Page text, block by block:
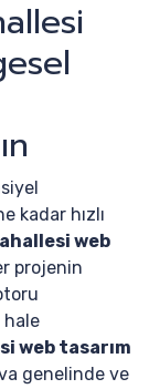
kadar hızlı
web
projenin
hale
web tasarım
genelinde ve